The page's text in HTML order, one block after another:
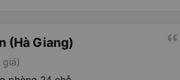
(Hà Giang)
giá)